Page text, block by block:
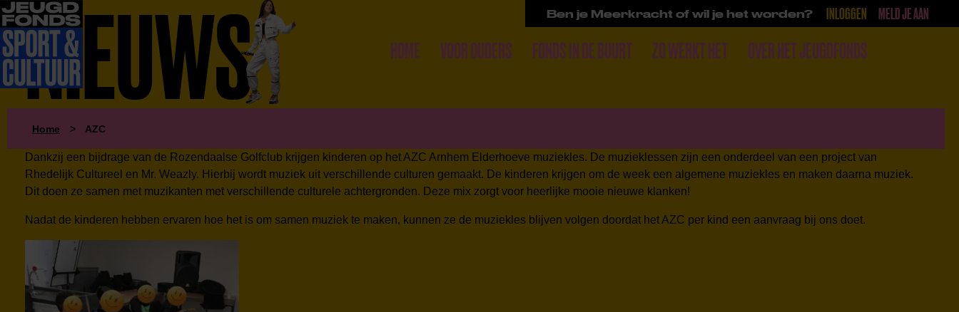
Ben je Meerkracht of wil je het worden? INLOGGEN MELD JE AAN
HOME VOOR OUDERS FONDS IN DE BUURT ZO WERKT HET OVER HET JEUGDFONDS
NIEUWS
Home > AZC
Dankzij een bijdrage van de Rozendaalse Golfclub krijgen kinderen op het AZC Arnhem Elderhoeve muziekles. De muzieklessen zijn een onderdeel van een project van
Rhedelijk Cultureel en Mr. Weazly. Hierbij wordt muziek uit verschillende culturen gemaakt. De kinderen krijgen om de week een algemene muziekles en maken daarna muziek.
Dit doen ze samen met muzikanten met verschillende culturele achtergronden. Deze mix zorgt voor heerlijke mooie nieuwe klanken!
Nadat de kinderen hebben ervaren hoe het is om samen muziek te maken, kunnen ze de muziekles blijven volgen doordat het AZC per kind een aanvraag bij ons doet.